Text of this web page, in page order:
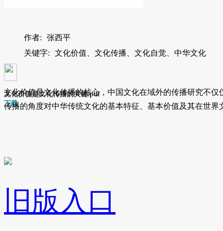
作者:
张西平
关键字:
文化价值、文化传播、文化自觉、中华文化
文化价值是文化传播的关键.pdf
下载
文化价值是文化传播的核心，中国文化在域外的传播研究不
传播的角度对中华传统文化的基本特征、基本价值及其在世界
旧版入口